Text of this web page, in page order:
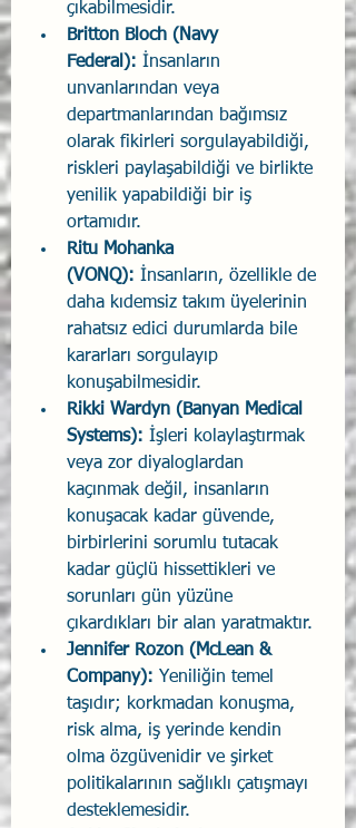
çıkabilmesidir.
Britton Bloch (Navy
Federal): İnsanların
unvanlarından veya
departmanlarından bağımsız
olarak fikirleri sorgulayabildiği,
riskleri paylaşabildiği ve birlikte
yenilik yapabildiği bir iş
ortamıdır.
Ritu Mohanka
(VONQ): İnsanların, özellikle de
daha kıdemsiz takım üyelerinin
rahatsız edici durumlarda bile
kararları sorgulayıp
konuşabilmesidir.
Rikki Wardyn (Banyan Medical
Systems): İşleri kolaylaştırmak
veya zor diyaloglardan
kaçınmak değil, insanların
konuşacak kadar güvende,
birbirlerini sorumlu tutacak
kadar güçlü hissettikleri ve
sorunları gün yüzüne
çıkardıkları bir alan yaratmaktır.
Jennifer Rozon (McLean &
Company): Yeniliğin temel
taşıdır; korkmadan konuşma,
risk alma, iş yerinde kendin
olma özgüvenidir ve şirket
politikalarının sağlıklı çatışmayı
desteklemesidir.